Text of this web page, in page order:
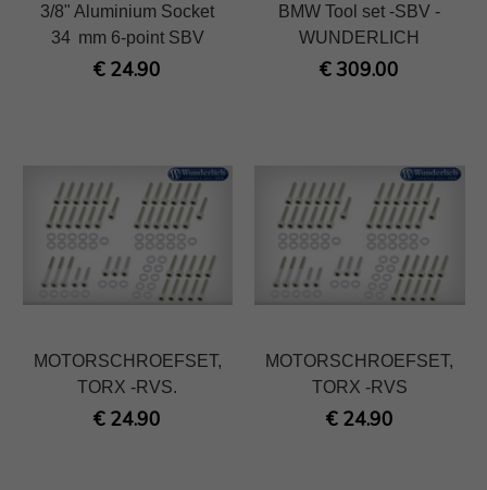
3/8" Aluminium Socket
34 mm 6-point SBV
€ 24.90
BMW Tool set -SBV -
WUNDERLICH
€ 309.00
MOTORSCHROEFSET,
TORX -RVS.
€ 24.90
MOTORSCHROEFSET,
TORX -RVS
€ 24.90